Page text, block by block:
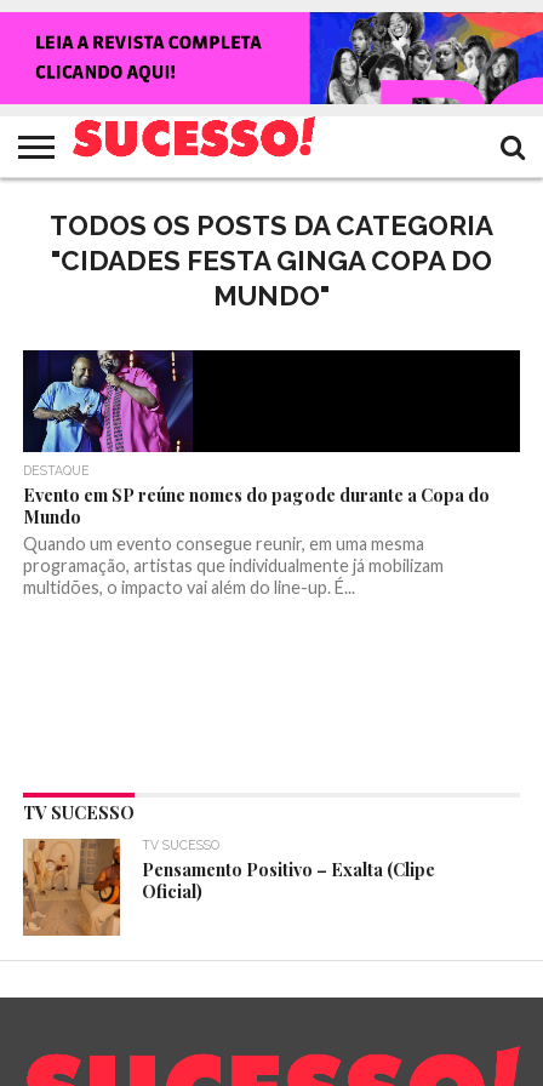
NOTÍCIAS
SHOWS
ENTREVISTAS
CLIQUES
RANKING
CROWLEY
TV
SUCESSO!
REVISTA
SUCESSO!
TODOS OS POSTS DA CATEGORIA
"CIDADES FESTA GINGA COPA DO
MUNDO"
DESTAQUE
Evento em SP reúne nomes do pagode durante a Copa do
Mundo
Quando um evento consegue reunir, em uma mesma
programação, artistas que individualmente já mobilizam
multidões, o impacto vai além do line-up. É...
TV SUCESSO
TV SUCESSO
Pensamento Positivo – Exalta (Clipe
Oficial)